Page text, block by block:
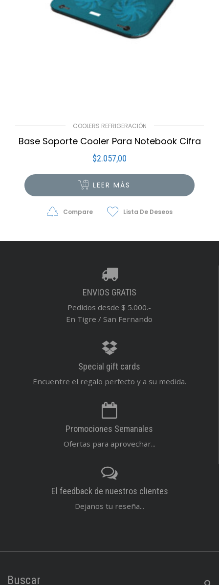
COOLERS REFRIGERACIÓN
Base Soporte Cooler Para Notebook Cifra
$2.057,00
LEER MÁS
Compare Lista De Deseos
ENVIOS GRATIS
Pedidos desde $ 5.000.-
En Tigre / San Fernando
Special gift cards
Encuentre el regalo perfecto y a su medida.
Promociones Semanales
Ofertas para aprovechar...
El feedback de nuestros clientes
Dejanos tu reseña...
Buscar